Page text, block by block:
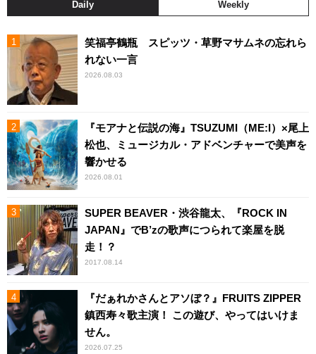
Daily Weekly
笑福亭鶴瓶 スピッツ・草野マサムネの忘れら
れない一言
2026.08.03
『モアナと伝説の海』TSUZUMI（ME:I）×尾上
松也、ミュージカル・アドベンチャーで美声を
響かせる
2026.08.01
SUPER BEAVER・渋谷龍太、『ROCK IN
JAPAN』でB’zの歌声につられて楽屋を脱
走！？
2017.08.14
『だぁれかさんとアソぼ？』FRUITS ZIPPER
鎮西寿々歌主演！ この遊び、やってはいけま
せん。
2026.07.25